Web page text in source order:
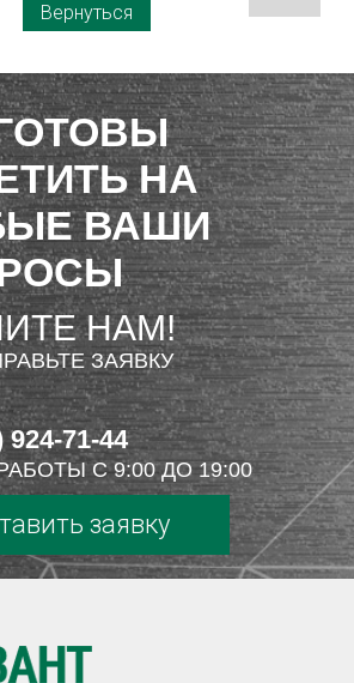
Вернуться
НА
ВАШИ
НАМ!
ЗАЯВКУ
924-71-44
С 9:00 ДО 19:00
заявку